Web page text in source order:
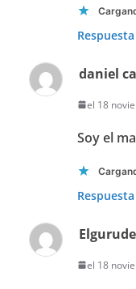
Respuesta
daniel
el 18
Soy el
Respuesta
el 18